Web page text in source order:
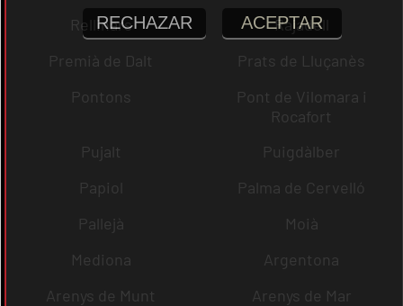
Rellinars
Rajadell
Premià de Dalt
Prats de Lluçanès
Pontons
Pont de Vilomara i
Rocafort
Pujalt
Puigdàlber
Papiol
Palma de Cervelló
Pallejà
Moià
Mediona
Argentona
Arenys de Munt
Arenys de Mar
RECHAZAR ACEPTAR